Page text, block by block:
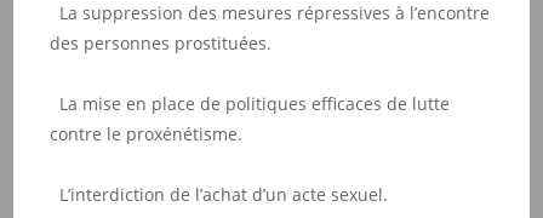
La suppression des mesures répressives à l’encontre
des personnes prostituées.
La mise en place de politiques efficaces de lutte
contre le proxénétisme.
L’interdiction de l’achat d’un acte sexuel.